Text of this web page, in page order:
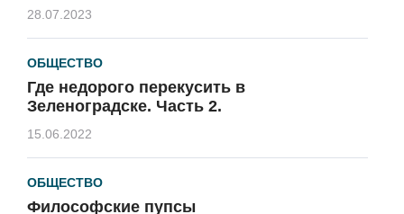
28.07.2023
ОБЩЕСТВО
Где недорого перекусить в
Зеленоградске. Часть 2.
15.06.2022
ОБЩЕСТВО
Философские пупсы